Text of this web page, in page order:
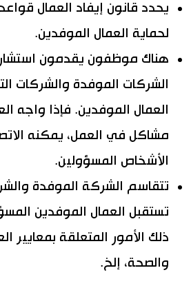
يحدد قانون إيفاد العمال
لحماية العمال الموفدين.
هناك موظفون يقدمون
الشركات الموفدة والشركات
العمال الموفدين. فإذا واجه
مشاكل في العمل، يمكنه
الأشخاص المسؤولين.
تتقاسم الشركة الموفدة
تستقبل العمال الموفدين
ذلك الأمور المتعلقة بمعايير
والصحة، إلخ.